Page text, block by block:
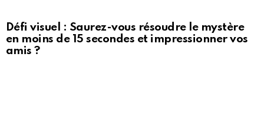
Défi visuel : Saurez-vous résoudre le mystère
en moins de 15 secondes et impressionner vos
amis ?